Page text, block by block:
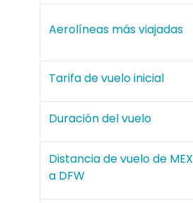
Aerolíneas más viajadas
Tarifa de vuelo inicial
Duración del vuelo
Distancia de vuelo de MEX
a DFW